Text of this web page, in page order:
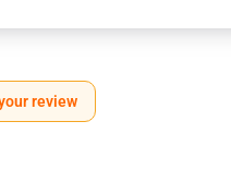
review